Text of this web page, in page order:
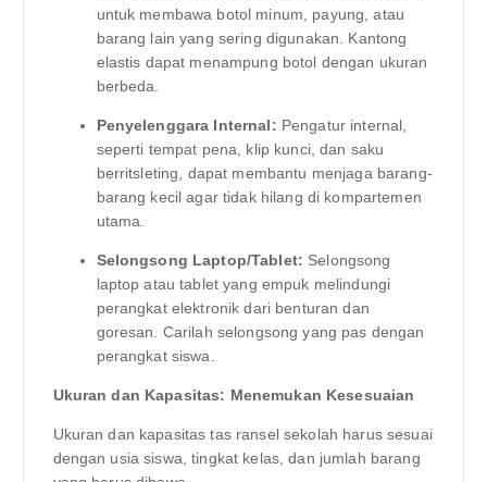
untuk membawa botol minum, payung, atau
barang lain yang sering digunakan. Kantong
elastis dapat menampung botol dengan ukuran
berbeda.
Penyelenggara Internal: Pengatur internal,
seperti tempat pena, klip kunci, dan saku
berritsleting, dapat membantu menjaga barang-
barang kecil agar tidak hilang di kompartemen
utama.
Selongsong Laptop/Tablet: Selongsong
laptop atau tablet yang empuk melindungi
perangkat elektronik dari benturan dan
goresan. Carilah selongsong yang pas dengan
perangkat siswa.
Ukuran dan Kapasitas: Menemukan Kesesuaian
Ukuran dan kapasitas tas ransel sekolah harus sesuai
dengan usia siswa, tingkat kelas, dan jumlah barang